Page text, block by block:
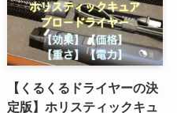
【くるくるドライヤーの決
定版】ホリスティックキュ